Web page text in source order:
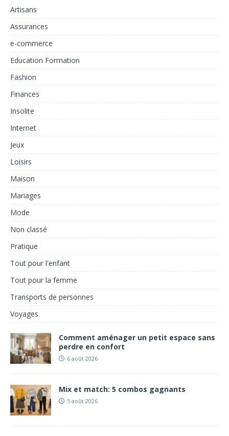
Artisans
Assurances
e-commerce
Education Formation
Fashion
Finances
Insolite
Internet
Jeux
Loisirs
Maison
Mariages
Mode
Non classé
Pratique
Tout pour l'enfant
Tout pour la femme
Transports de personnes
Voyages
Comment aménager un petit espace sans
perdre en confort
6 août 2026
Mix et match: 5 combos gagnants
5 août 2026